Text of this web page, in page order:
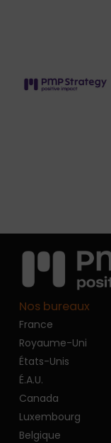
Nos bureaux
France
Royaume-Uni
États-Unis
É.A.U.
Canada
Luxembourg
Belgique